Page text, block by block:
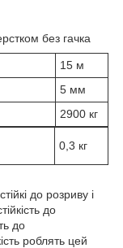
без гачка
15 м
5 мм
2900 кг
0,3 кг
до розриву і
до
до
роблять цей